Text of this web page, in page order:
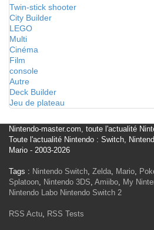
Twin-stick shooter
City Builder
LEGO
Multi
Cinéma
Film
console
Autre
Deck Builder
Jeu de plateau
Nintendo-master.com, toute l'actualité
Toute l'actualité Nintendo : Switch,
Mario - 2003-2026
Tags : Nintendo Switch, Zelda, Mario,
Splatoon, Nintendo 3DS, Amiibo, My
Nintendo Labo Nintendo Switch 2
RSS Actu, RSS Tests